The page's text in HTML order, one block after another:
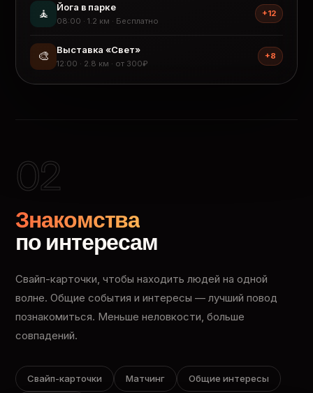
🧘 Йога в парке
08:00 · 1.2 км · Бесплатно
+12
🎨 Выставка «Свет»
12:00 · 2.8 км · от 300₽
+8
02
Знакомства
по интересам
Свайп-карточки, чтобы находить людей на одной
волне. Общие события и интересы — лучший повод
познакомиться. Меньше неловкости, больше
совпадений.
Свайп-карточки Матчинг Общие интересы